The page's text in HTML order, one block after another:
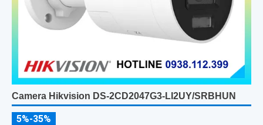
Camera Hikvision DS-2CD2047G3-LI2UY/SRBHUN
5%-35%